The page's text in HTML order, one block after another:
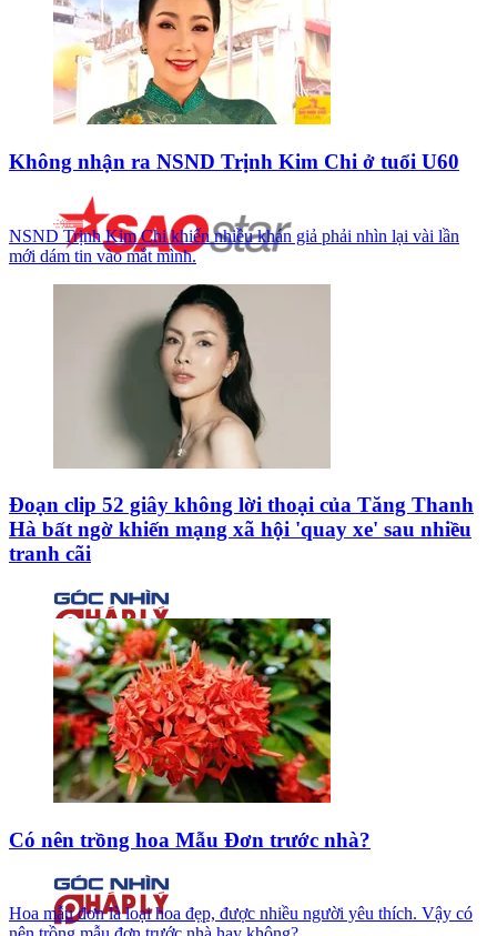
Không nhận ra NSND Trịnh Kim Chi ở tuổi U60
NSND Trịnh Kim Chi khiến nhiều khán giả phải nhìn lại vài lần
mới dám tin vào mắt mình.
Đoạn clip 52 giây không lời thoại của Tăng Thanh
Hà bất ngờ khiến mạng xã hội 'quay xe' sau nhiều
tranh cãi
Có nên trồng hoa Mẫu Đơn trước nhà?
Hoa mẫu đơn là loại hoa đẹp, được nhiều người yêu thích. Vậy có